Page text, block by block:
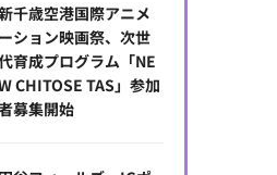
千歳空港国際アニメ
ーション映画祭、次世
育成プログラム「NE
CHITOSE TAS」参加
募集開始